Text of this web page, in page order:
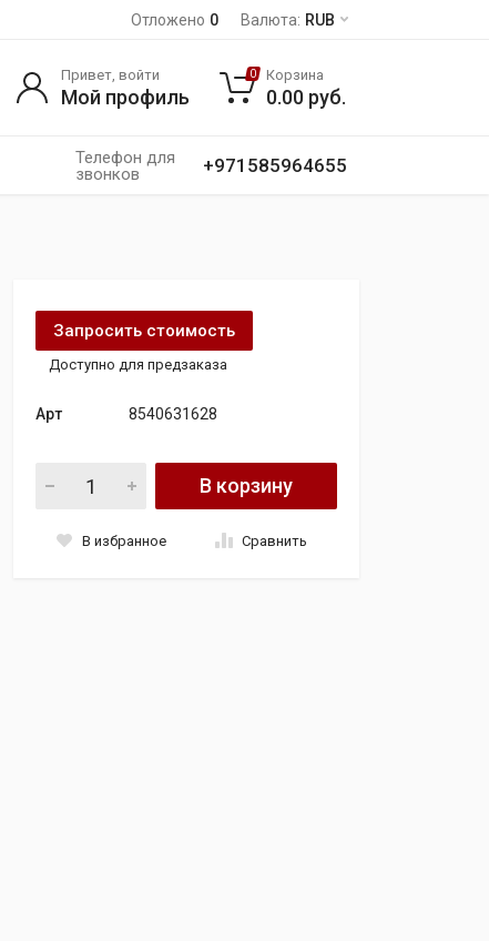
Отложено 0 Валюта: RUB
Телефон для
звонков
+971585964655
Привет, войти
Мой профиль
0 Корзина
0.00 руб.
Запросить стоимость
Доступно для предзаказа
Арт 8540631628
Mercedes w210 w211 w203 ml 2.7 270 cdi коллектор quantity
В корзину
В избранное Сравнить